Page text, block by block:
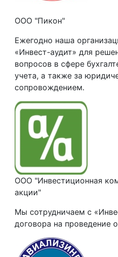
ООО "Пикон"
Ежегодно наша
«Инвест-аудит» для
вопросов в сфере
учета, а также за
сопровождением.
ООО "Инвестиционная
акции"
Мы сотрудничаем с
договора на проведение